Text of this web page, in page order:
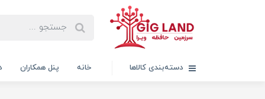
دسته‌بندی کالاها خانه پنل همکاران